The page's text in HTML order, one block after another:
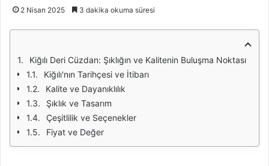
2 Nisan 2025 3 dakika okuma süresi
Kiğılı Deri Cüzdan: Şıklığın ve Kalitenin Buluşma Noktası
Kiğılı'nın Tarihçesi ve İtibarı
Kalite ve Dayanıklılık
Şıklık ve Tasarım
Çeşitlilik ve Seçenekler
Fiyat ve Değer